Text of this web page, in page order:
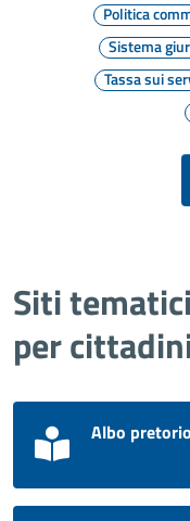
Politica
Sistema
Tassa sui
Siti
per
Albo